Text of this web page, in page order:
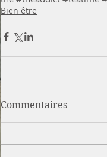
Bien être
Commentaires